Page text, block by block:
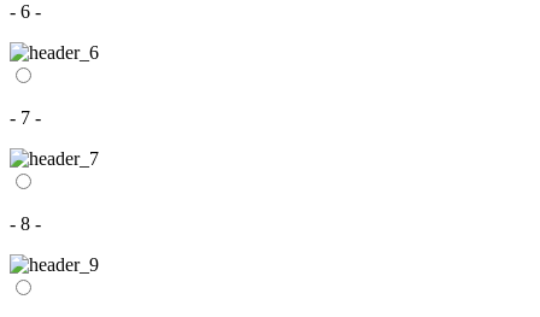
- 6 -
- 7 -
- 8 -